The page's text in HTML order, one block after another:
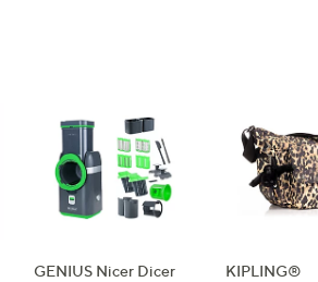
GENIUS Nicer Dicer
KIPLING®